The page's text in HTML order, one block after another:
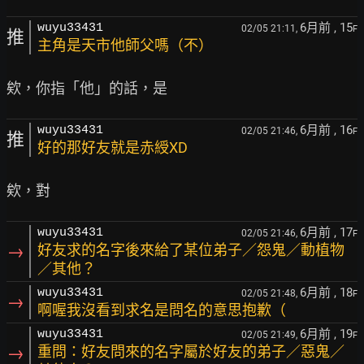
推 wuyu33431 02/05 21:11, 6月前 , 15F
主角是天市他師父嗎（不）
推 wuyu33431 02/05 21:46, 6月前 , 16F
好的那好友就是赤綬XD
→
wuyu33431 02/05 21:46, 6月前 , 17F
好友求的名字後來給了某位弟子／怨鬼／動植物
／其他？
→ wuyu33431 02/05 21:48, 6月前 , 18F
啊喔我沒看到求名是問名的意思抱歉（
→
wuyu33431 02/05 21:49, 6月前 , 19F
重問：好友問來的名字屬於好友的弟子／惡鬼／